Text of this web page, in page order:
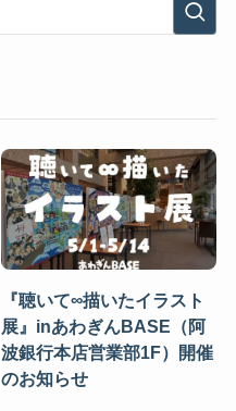
『聴いて∞描いたイラスト
展』inあわぎんBASE（阿
波銀行本店営業部1F）開催
のお知らせ